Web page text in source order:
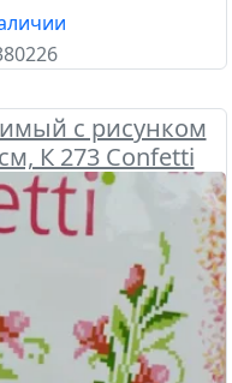
с рисунком
К 273 Confetti